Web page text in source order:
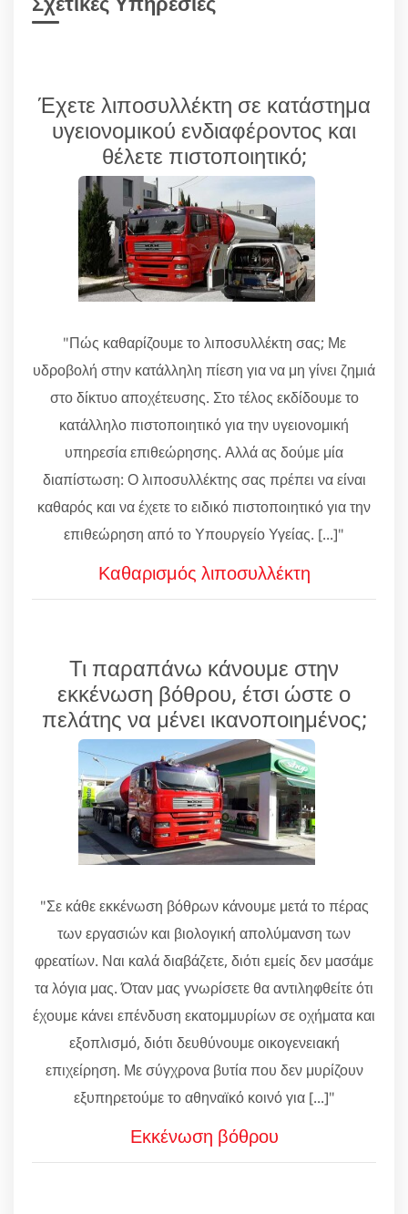
Έχετε λιποσυλλέκτη σε κατάστημα
υγειονομικού ενδιαφέροντος και
θέλετε πιστοποιητικό;
"Πώς καθαρίζουμε το λιποσυλλέκτη σας; Με
υδροβολή στην κατάλληλη πίεση για να μη γίνει ζημιά
στο δίκτυο αποχέτευσης. Στο τέλος εκδίδουμε το
κατάλληλο πιστοποιητικό για την υγειονομική
υπηρεσία επιθεώρησης. Αλλά ας δούμε μία
διαπίστωση: Ο λιποσυλλέκτης σας πρέπει να είναι
καθαρός και να έχετε το ειδικό πιστοποιητικό για την
επιθεώρηση από το Υπουργείο Υγείας. [...]"
Καθαρισμός λιποσυλλέκτη
Τι παραπάνω κάνουμε στην
εκκένωση βόθρου, έτσι ώστε ο
πελάτης να μένει ικανοποιημένος;
"Σε κάθε εκκένωση βόθρων κάνουμε μετά το πέρας
των εργασιών και βιολογική απολύμανση των
φρεατίων. Ναι καλά διαβάζετε, διότι εμείς δεν μασάμε
τα λόγια μας. Όταν μας γνωρίσετε θα αντιληφθείτε ότι
έχουμε κάνει επένδυση εκατομμυρίων σε οχήματα και
εξοπλισμό, διότι δευθύνουμε οικογενειακή
επιχείρηση. Με σύγχρονα βυτία που δεν μυρίζουν
εξυπηρετούμε το αθηναϊκό κοινό για [...]"
Εκκένωση βόθρου